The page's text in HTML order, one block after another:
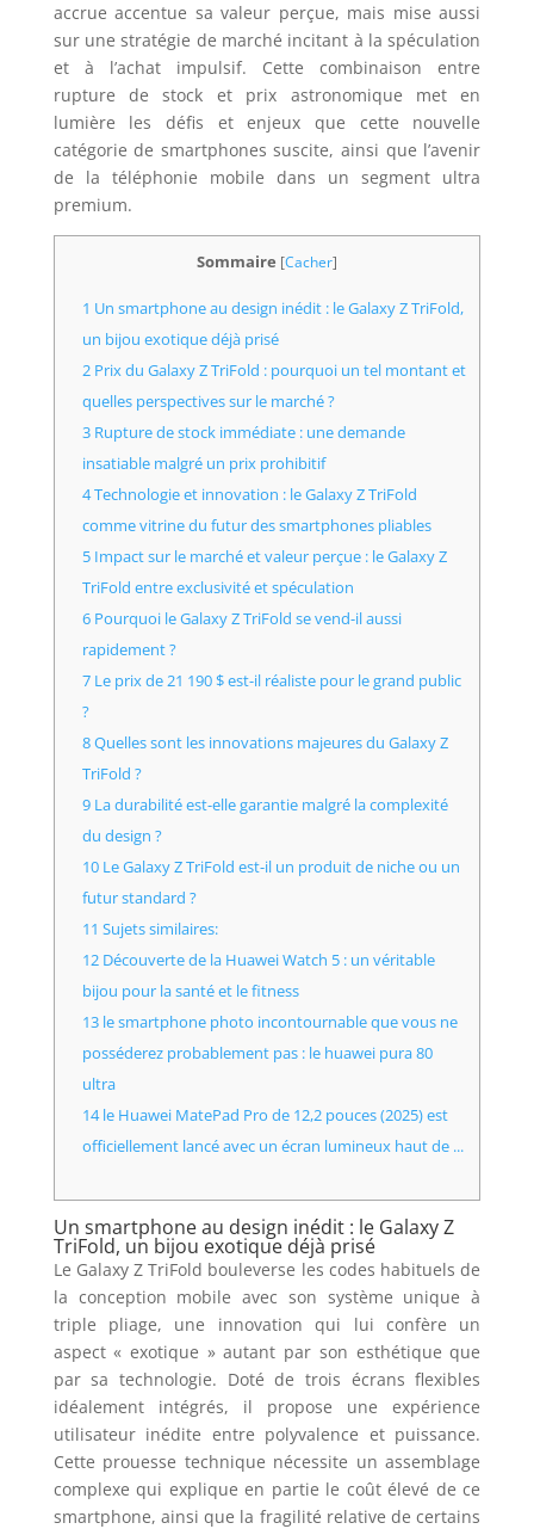
accrue accentue sa valeur perçue, mais mise aussi
sur une stratégie de marché incitant à la spéculation
et à l’achat impulsif. Cette combinaison entre
rupture de stock et prix astronomique met en
lumière les défis et enjeux que cette nouvelle
catégorie de smartphones suscite, ainsi que l’avenir
de la téléphonie mobile dans un segment ultra
premium.
Sommaire [Cacher]
1 Un smartphone au design inédit : le Galaxy Z TriFold,
un bijou exotique déjà prisé
2 Prix du Galaxy Z TriFold : pourquoi un tel montant et
quelles perspectives sur le marché ?
3 Rupture de stock immédiate : une demande
insatiable malgré un prix prohibitif
4 Technologie et innovation : le Galaxy Z TriFold
comme vitrine du futur des smartphones pliables
5 Impact sur le marché et valeur perçue : le Galaxy Z
TriFold entre exclusivité et spéculation
6 Pourquoi le Galaxy Z TriFold se vend-il aussi
rapidement ?
7 Le prix de 21 190 $ est-il réaliste pour le grand public
?
8 Quelles sont les innovations majeures du Galaxy Z
TriFold ?
9 La durabilité est-elle garantie malgré la complexité
du design ?
10 Le Galaxy Z TriFold est-il un produit de niche ou un
futur standard ?
11 Sujets similaires:
12 Découverte de la Huawei Watch 5 : un véritable
bijou pour la santé et le fitness
13 le smartphone photo incontournable que vous ne
posséderez probablement pas : le huawei pura 80
ultra
14 le Huawei MatePad Pro de 12,2 pouces (2025) est
officiellement lancé avec un écran lumineux haut de ...
Un smartphone au design inédit : le Galaxy Z
TriFold, un bijou exotique déjà prisé
Le Galaxy Z TriFold bouleverse les codes habituels de
la conception mobile avec son système unique à
triple pliage, une innovation qui lui confère un
aspect « exotique » autant par son esthétique que
par sa technologie. Doté de trois écrans flexibles
idéalement intégrés, il propose une expérience
utilisateur inédite entre polyvalence et puissance.
Cette prouesse technique nécessite un assemblage
complexe qui explique en partie le coût élevé de ce
smartphone, ainsi que la fragilité relative de certains